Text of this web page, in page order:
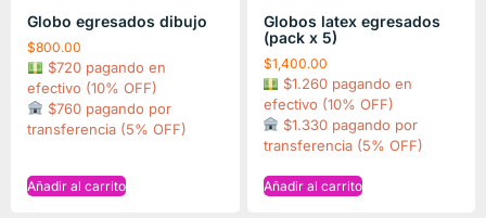
Globo egresados dibujo
$800.00
$720 pagando en
efectivo (10% OFF)
$760 pagando por
transferencia (5% OFF)
Añadir al carrito
Globos latex egresados
(pack x 5)
$1,400.00
$1.260 pagando en
efectivo (10% OFF)
$1.330 pagando por
transferencia (5% OFF)
Añadir al carrito